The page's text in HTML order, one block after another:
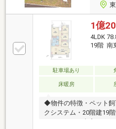
1億
4LDK
19階 南
駐車場あり
床暖房
◆物件の特徴・ペット飼
クシステム・20階建19